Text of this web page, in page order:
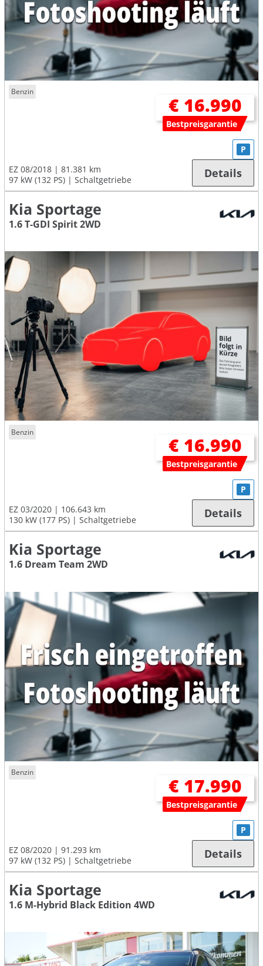
Benzin
€ 16.990
Bestpreisgarantie
EZ 08/2018
81.381 km
97 kW (132 PS)
Schaltgetriebe
P
Details
Kia Sportage
1.6 T-GDI Spirit 2WD
Benzin
€ 16.990
Bestpreisgarantie
EZ 03/2020
106.643 km
130 kW (177 PS)
Schaltgetriebe
P
Details
Kia Sportage
1.6 Dream Team 2WD
Benzin
€ 17.990
Bestpreisgarantie
EZ 08/2020
91.293 km
97 kW (132 PS)
Schaltgetriebe
P
Details
Kia Sportage
1.6 M-Hybrid Black Edition 4WD